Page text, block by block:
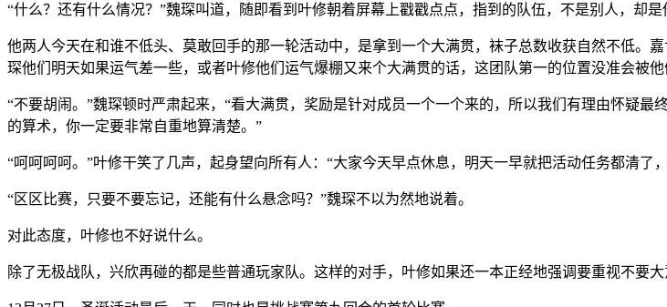
“什么？还有什么情况？”魏琛叫道，随即看到叶修朝着屏幕上戳戳点点，指到的队伍，不是别人，却是
他两人今天在和谁不低头、莫敢回手的那一轮活动中，是拿到一个大满贯，袜子总数收获自然不低。
琛他们明天如果运气差一些，或者叶修他们运气爆棚又来个大满贯的话，这团队第一的位置没准会被他
“不要胡闹。”魏琛顿时严肃起来，“看大满贯，奖励是针对成员一个一个来的，所以我们有理由怀疑
的算术，你一定要非常自重地算清楚。”
“呵呵呵呵。”叶修干笑了几声，起身望向所有人：“大家今天早点休息，明天一早就把活动任务都清了
“区区比赛，只要不要忘记，还能有什么悬念吗？”魏琛不以为然地说着。
对此态度，叶修也不好说什么。
除了无极战队，兴欣再碰的都是些普通玩家队。这样的对手，叶修如果还一本正经地强调要重视不要大